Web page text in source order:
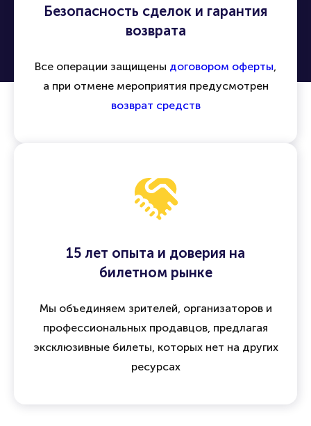
Безопасность сделок и гарантия
возврата
Все операции защищены договором оферты,
а при отмене мероприятия предусмотрен
возврат средств
15 лет опыта и доверия на
билетном рынке
Мы объединяем зрителей, организаторов и
профессиональных продавцов, предлагая
эксклюзивные билеты, которых нет на других
ресурсах